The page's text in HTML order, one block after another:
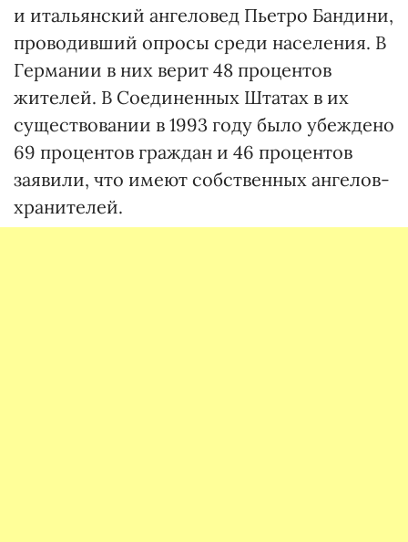
и итальянский ангеловед Пьетро Бандини,
проводивший опросы среди населения. В
Германии в них верит 48 процентов
жителей. В Соединенных Штатах в их
существовании в 1993 году было убеждено
69 процентов граждан и 46 процентов
заявили, что имеют собственных ангелов-
хранителей.